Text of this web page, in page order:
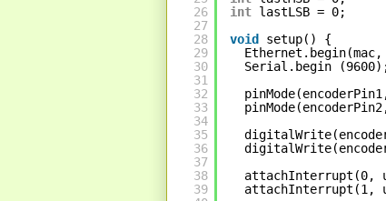
26
27
28
29
30
31
32
33
34
35
36
37
38
39
int lastLSB = 0;
void
setup() {
Serial.begin
attachInterrupt(0,
attachInterrupt(1,